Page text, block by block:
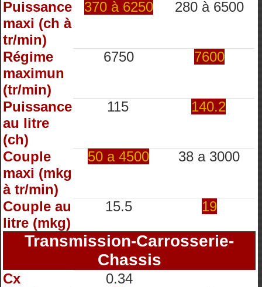
Puissance
maxi (ch à
tr/min)
370 à 6250 280 à 6500
Régime
maximun
(tr/min)
6750 7600
Puissance
au litre
(ch)
115 140.2
Couple
maxi (mkg
à tr/min)
50 a 4500 38 a 3000
Couple au
litre (mkg)
15.5 19
Transmission-Carrosserie-
Chassis
Cx
0.34